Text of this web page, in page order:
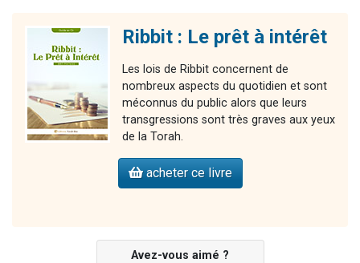
Ribbit : Le prêt à intérêt
Les lois de Ribbit concernent de
nombreux aspects du quotidien et sont
méconnus du public alors que leurs
transgressions sont très graves aux yeux
de la Torah.
acheter ce livre
Avez-vous aimé ?